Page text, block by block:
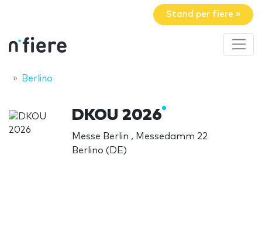
Stand per fiere »
Berlino
DKOU 2026
Messe Berlin , Messedamm 22
Berlino (DE)